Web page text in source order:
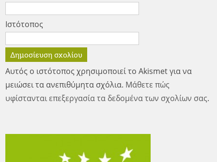
Ιστότοπος
Αυτός ο ιστότοπος χρησιμοποιεί το Akismet για να
μειώσει τα ανεπιθύμητα σχόλια. Μάθετε πώς
υφίστανται επεξεργασία τα δεδομένα των σχολίων σας.